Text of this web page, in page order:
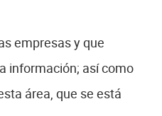
empresas y que
información; así como
área, que se está